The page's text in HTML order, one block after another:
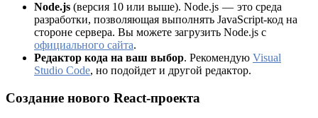
Node.js (версия 10 или выше). Node.js — это среда
разработки, позволяющая выполнять JavaScript-код на
стороне сервера. Вы можете загрузить Node.js с
официального сайта.
Редактор кода на ваш выбор. Рекомендую Visual
Studio Code, но подойдет и другой редактор.
Создание нового React-проекта